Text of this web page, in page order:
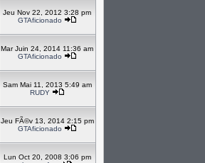
Jeu Nov 22, 2012 3:28 pm
GTAficionado
Mar Juin 24, 2014 11:36 am
GTAficionado
Sam Mai 11, 2013 5:49 am
RUDY
Jeu FÃ©v 13, 2014 2:15 pm
GTAficionado
Lun Oct 20, 2008 3:06 pm